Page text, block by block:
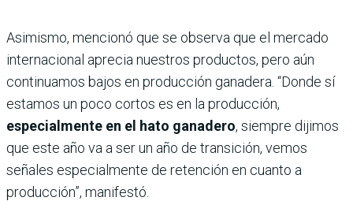
Asimismo, mencionó que se observa que el mercado
internacional aprecia nuestros productos, pero aún
continuamos bajos en producción ganadera. “Donde sí
estamos un poco cortos es en la producción,
especialmente en el hato ganadero, siempre dijimos
que este año va a ser un año de transición, vemos
señales especialmente de retención en cuanto a
producción”, manifestó.